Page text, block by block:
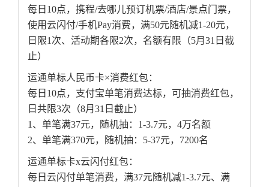
每日10点，携程/去哪儿预订机票/酒店/景点门票，
使用云闪付/手机Pay消费，满50元随机减1-20元，
日限1次、活动期各限2次，名额有限（5月31日截
止）
运通单标人民币卡×消费红包：
每日10点，支付宝单笔消费达标，可抽消费红包，
日共限3次（8月31日截止）
1、单笔满37元，随机抽：1-3.7元，4万名额
2、单笔满370元，随机抽：5-37元，7200名
运通单标卡x云闪付红包：
每日云闪付单笔消费，满37元随机减1-3.7元、满